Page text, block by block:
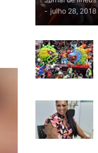
- julho 28, 2018